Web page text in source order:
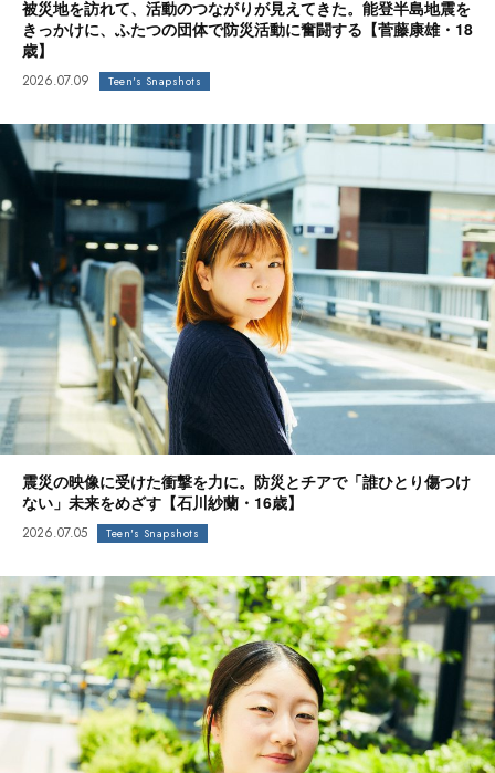
被災地を訪れて、活動のつながりが見えてきた。能登半島地震を
きっかけに、ふたつの団体で防災活動に奮闘する【菅藤康雄・18
歳】
2026.07.09 Teen's Snapshots
震災の映像に受けた衝撃を力に。防災とチアで「誰ひとり傷つけ
ない」未来をめざす【石川紗蘭・16歳】
2026.07.05 Teen's Snapshots